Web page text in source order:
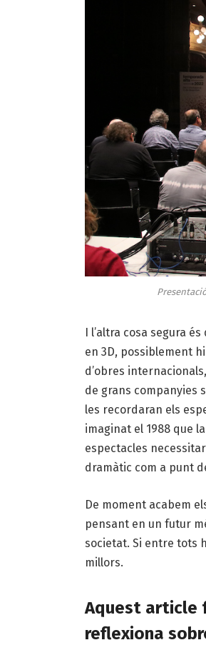
I l’altra cosa segura
en 3D, possiblement
d’obres
de grans companyies
les recordaran els
imaginat el 1988 que
espectacles
dramàtic com a punt
De moment acabem
pensant en un futur
societat. Si entre tots
millors.
Aquest article
reflexiona